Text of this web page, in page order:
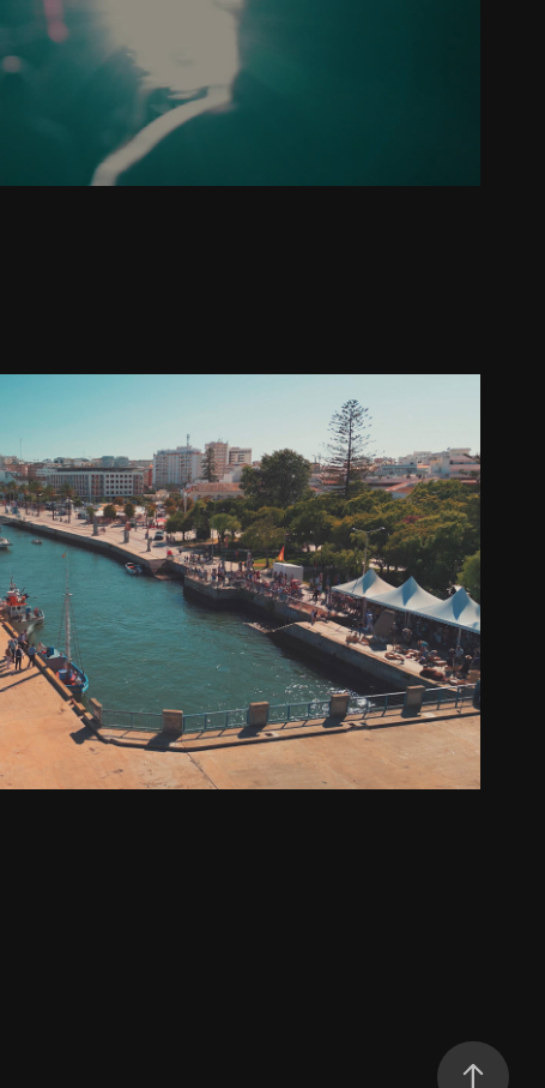
Descarga Sardinha 2023